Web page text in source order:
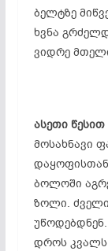
ბელტზე
ხვნა
ვიდრე
ასეთი
მოსახნავი
ბოლოში
ზოლი.
დროს კვალს